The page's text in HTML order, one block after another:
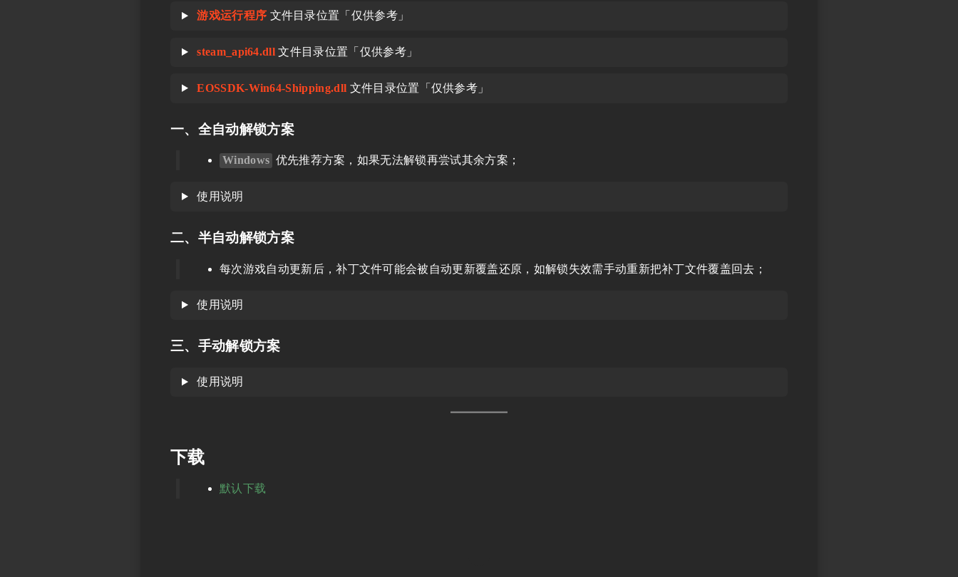
游戏运行程序 文件目录位置「仅供参考」
steam_api64.dll 文件目录位置「仅供参考」
EOSSDK-Win64-Shipping.dll 文件目录位置「仅供参考」
一、全自动解锁方案
Windows 优先推荐方案，如果无法解锁再尝试其余方案；
使用说明
二、半自动解锁方案
每次游戏自动更新后，补丁文件可能会被自动更新覆盖还原，如解锁失效需手动重新把补丁文件覆盖回去；
使用说明
三、手动解锁方案
使用说明
下载
默认下载